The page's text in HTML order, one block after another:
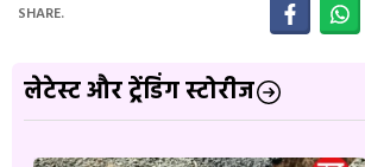
SHARE.
लेटेस्ट और ट्रेंडिंग स्टोरीज